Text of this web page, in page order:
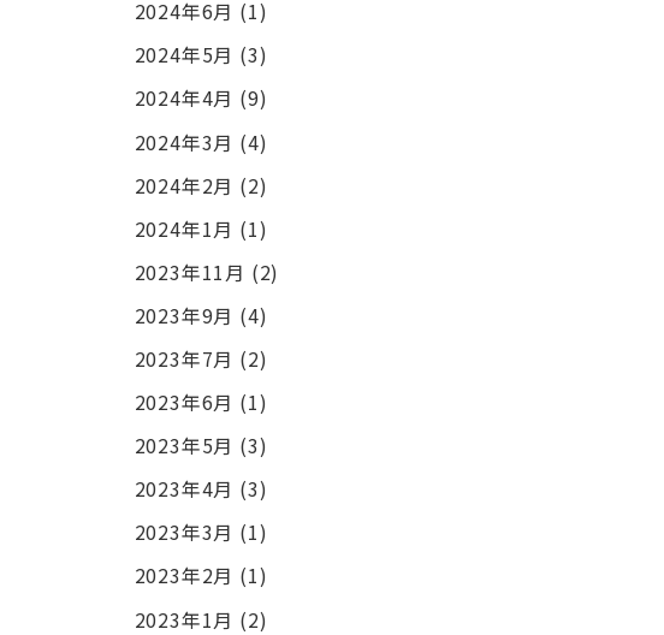
2024年6月 (1)
2024年5月 (3)
2024年4月 (9)
2024年3月 (4)
2024年2月 (2)
2024年1月 (1)
2023年11月 (2)
2023年9月 (4)
2023年7月 (2)
2023年6月 (1)
2023年5月 (3)
2023年4月 (3)
2023年3月 (1)
2023年2月 (1)
2023年1月 (2)